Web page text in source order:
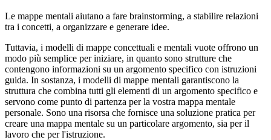
Le mappe mentali aiutano a fare brainstorming, a stabilire relazioni
tra i concetti, a organizzare e generare idee.
Tuttavia, i modelli di mappe concettuali e mentali vuote offrono un
modo più semplice per iniziare, in quanto sono strutture che
contengono informazioni su un argomento specifico con istruzioni
guida. In sostanza, i modelli di mappe mentali garantiscono la
struttura che combina tutti gli elementi di un argomento specifico e
servono come punto di partenza per la vostra mappa mentale
personale. Sono una risorsa che fornisce una soluzione pratica per
creare una mappa mentale su un particolare argomento, sia per il
lavoro che per l'istruzione.